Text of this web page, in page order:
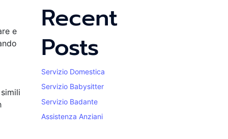
e
Recent
Posts
Servizio Domestica
Servizio Babysitter
Servizio Badante
Assistenza Anziani